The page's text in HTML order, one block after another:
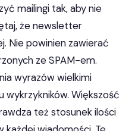
mailingi tak, aby nie
że newsletter
Nie powinien zawierać
ze SPAM-em.
wyrazów wielkimi
wykrzykników. Większość
też stosunek ilości